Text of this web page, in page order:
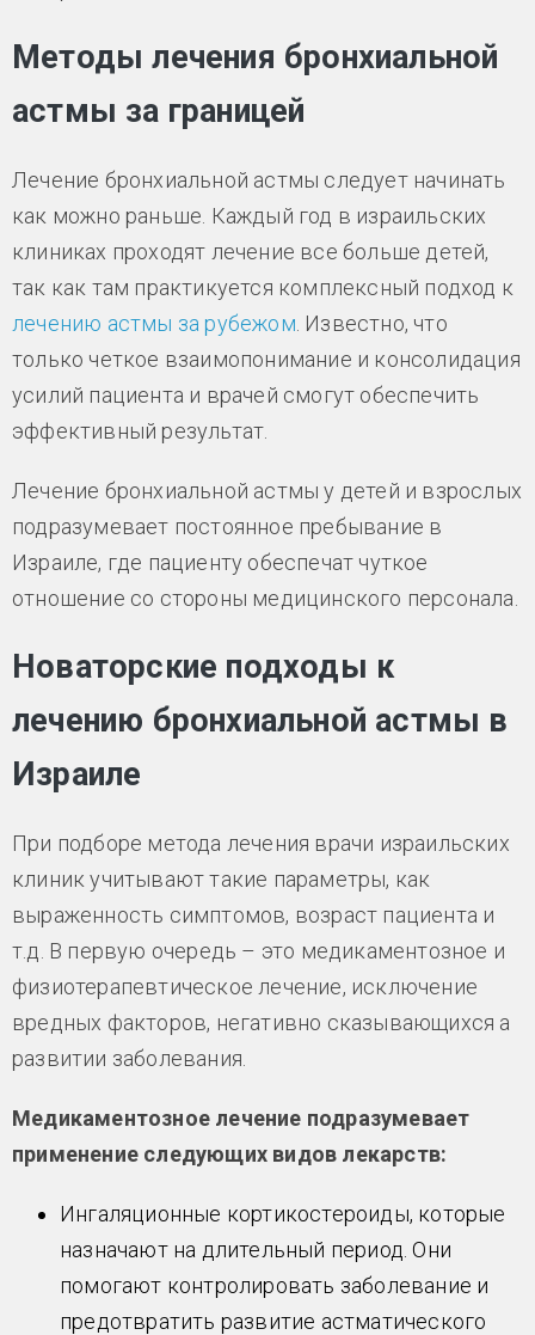
Методы лечения бронхиальной
астмы за границей
Лечение бронхиальной астмы следует начинать
как можно раньше. Каждый год в израильских
клиниках проходят лечение все больше детей,
так как там практикуется комплексный подход к
лечению астмы за рубежом . Известно, что
только четкое взаимопонимание и консолидация
усилий пациента и врачей смогут обеспечить
эффективный результат.
Лечение бронхиальной астмы у детей и взрослых
подразумевает постоянное пребывание в
Израиле, где пациенту обеспечат чуткое
отношение со стороны медицинского персонала.
Новаторские подходы к
лечению бронхиальной астмы в
Израиле
При подборе метода лечения врачи израильских
клиник учитывают такие параметры, как
выраженность симптомов, возраст пациента и
т.д. В первую очередь – это медикаментозное и
физиотерапевтическое лечение, исключение
вредных факторов, негативно сказывающихся а
развитии заболевания.
Медикаментозное лечение подразумевает
применение следующих видов лекарств:
Ингаляционные кортикостероиды, которые
назначают на длительный период. Они
помогают контролировать заболевание и
предотвратить развитие астматического